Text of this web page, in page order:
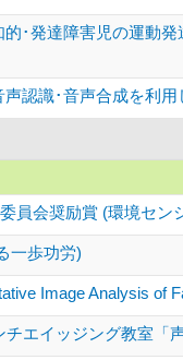
的･発達障害児の運動
声認識･音声合成を利
会奨励賞 (環境セン
一歩功労)
Image Analysis of
エイッジング教室「